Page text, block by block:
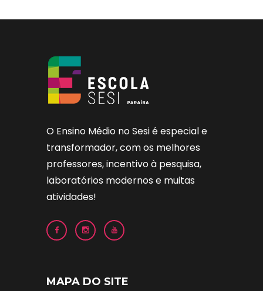
O Ensino Médio no Sesi é especial e
transformador, com os melhores
professores, incentivo à pesquisa,
laboratórios modernos e muitas
atividades!
MAPA DO SITE